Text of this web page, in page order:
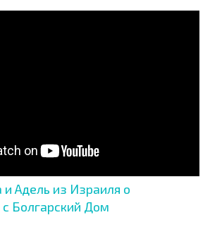
и Адель из Израиля о
с Болгарский Дом